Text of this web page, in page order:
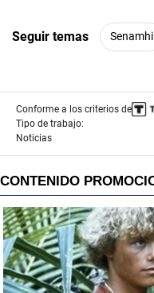
Seguir temas Senamhi
Conforme a los criterios de
Tipo de trabajo:
Noticias